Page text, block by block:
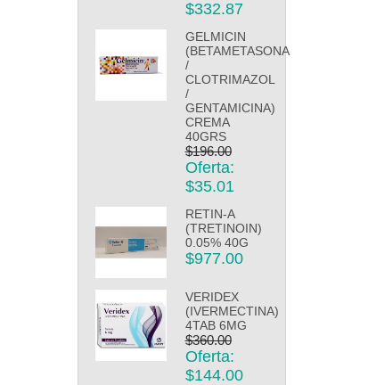
$332.87
GELMICIN
(BETAMETASONA
/
CLOTRIMAZOL
/
GENTAMICINA)
CREMA
40GRS
$196.00
Oferta:
$35.01
RETIN-A
(TRETINOIN)
0.05% 40G
$977.00
VERIDEX
(IVERMECTINA)
4TAB 6MG
$360.00
Oferta:
$144.00